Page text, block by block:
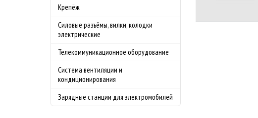
Крепёж
Силовые разъёмы, вилки, колодки
электрические
Телекоммуникационное оборудование
Система вентиляции и
кондиционирования
Зарядные станции для электромобилей